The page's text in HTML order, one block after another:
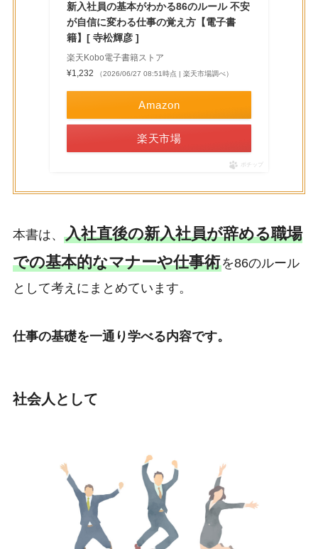
新入社員の基本がわかる86のルール 不安
が自信に変わる仕事の覚え方【電子書
籍】[ 寺松輝彦 ]
楽天Kobo電子書籍ストア
¥1,232
（2026/06/27 08:51時点 | 楽天市場調べ）
Amazon
楽天市場
ポチップ
本書は、 入社直後の新入社員が辞める職場
での基本的なマナーや仕事術を86のルール
として考えにまとめています。
仕事の基礎を一通り学べる内容です。
社会人として